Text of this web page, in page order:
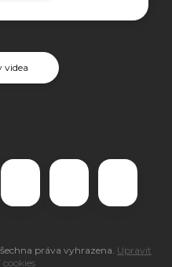
videa
práva vyhrazena. Upravit